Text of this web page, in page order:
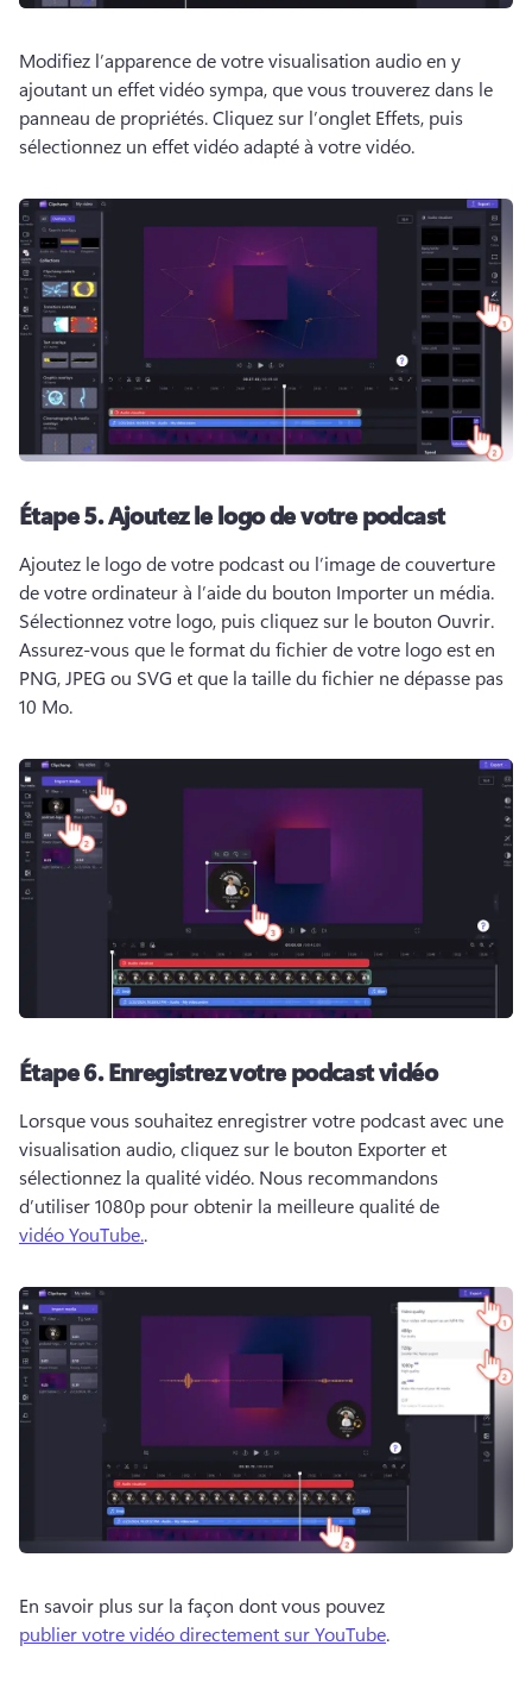
Modifiez l’apparence de votre visualisation audio en y
ajoutant un effet vidéo sympa, que vous trouverez dans le
panneau de propriétés. Cliquez sur l’onglet Effets, puis
sélectionnez un effet vidéo adapté à votre vidéo.
Étape 5.Ajoutez le logo de votre podcast
Ajoutez le logo de votre podcast ou l’image de couverture
Assurez-vous que le format du fichier de votre logo est en
PNG, JPEG ou SVG et que la taille du fichier ne dépasse pas
10 Mo.
Étape 6.Enregistrez votre podcast vidéo
Lorsque vous souhaitez enregistrer votre podcast avec une
visualisation audio, cliquez sur le bouton Exporter et
sélectionnez la qualité vidéo. Nous recommandons
d’utiliser 1080p pour obtenir la meilleure qualité de
vidéo YouTube..
En savoir plus sur la façon dont vous pouvez
publier votre vidéo directement sur YouTube.